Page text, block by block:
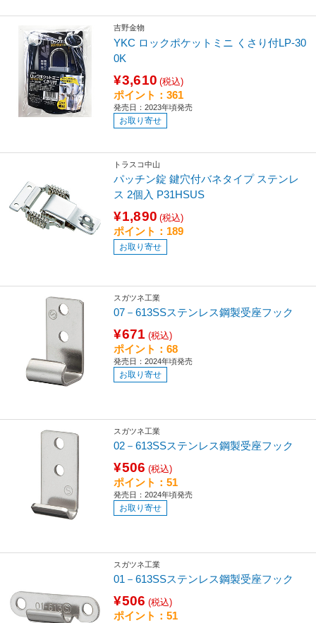
吉野金物
YKC ロックポケットミニ くさり付LP-30
0K
¥3,610 (税込)
ポイント：361
発売日：2023年頃発売
お取り寄せ
トラスコ中山
パッチン錠 鍵穴付バネタイプ ステンレ
ス 2個入 P31HSUS
¥1,890 (税込)
ポイント：189
お取り寄せ
スガツネ工業
07－613SSステンレス鋼製受座フック
¥671 (税込)
ポイント：68
発売日：2024年頃発売
お取り寄せ
スガツネ工業
02－613SSステンレス鋼製受座フック
¥506 (税込)
ポイント：51
発売日：2024年頃発売
お取り寄せ
スガツネ工業
01－613SSステンレス鋼製受座フック
¥506 (税込)
ポイント：51